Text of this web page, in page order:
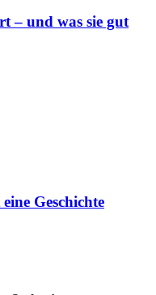
– und was sie gut
Geschichte